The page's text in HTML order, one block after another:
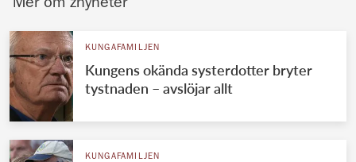
Mer om znyheter
KUNGAFAMILJEN
Kungens okända systerdotter bryter
tystnaden – avslöjar allt
KUNGAFAMILJEN